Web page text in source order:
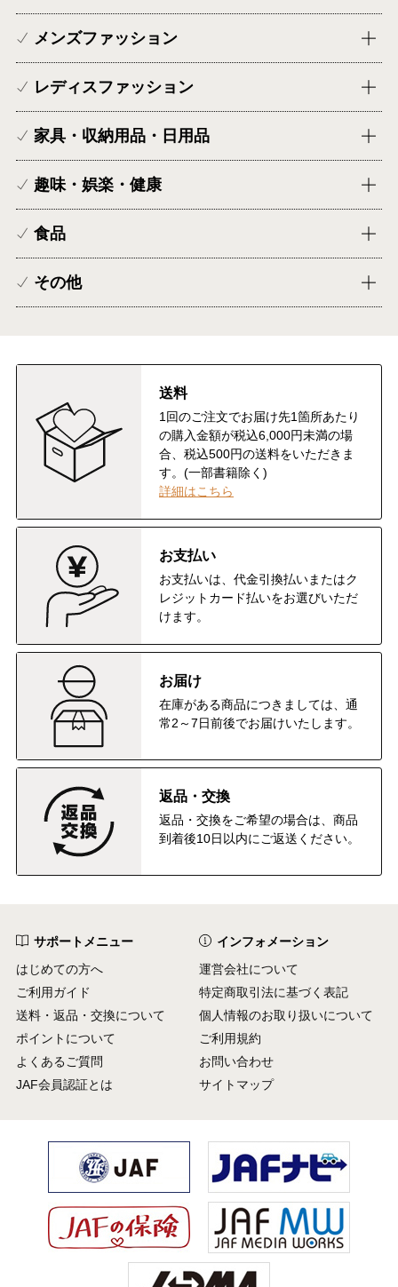
メンズファッション
レディスファッション
家具・収納用品・日用品
趣味・娯楽・健康
食品
その他
送料
1回のご注文でお届け先1箇所あたり
の購入金額が税込6,000円未満の場
合、税込500円の送料をいただきま
す。(一部書籍除く)
詳細はこちら
お支払い
お支払いは、代金引換払いまたはク
レジットカード払いをお選びいただ
けます。
お届け
在庫がある商品につきましては、通
常2～7日前後でお届けいたします。
返品・交換
返品・交換をご希望の場合は、商品
到着後10日以内にご返送ください。
サポートメニュー
はじめての方へ
ご利用ガイド
送料・返品・交換について
ポイントについて
よくあるご質問
JAF会員認証とは
インフォメーション
運営会社について
特定商取引法に基づく表記
個人情報のお取り扱いについて
ご利用規約
お問い合わせ
サイトマップ